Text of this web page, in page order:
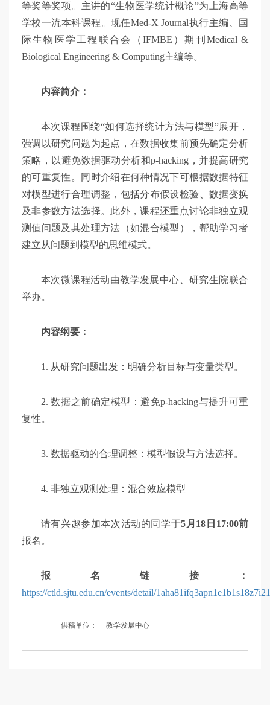
等奖等奖项。主讲的“生物医学统计概论”为上海高等
学校一流本科课程。现任Med-X Journal执行主编、国
际生物医学工程联合会（IFMBE）期刊Medical &
Biological Engineering & Computing主编等。
内容简介：
本次课程围绕“如何选择统计方法与模型”展开，
强调以研究问题为起点，在数据收集前预先确定分析
策略，以避免数据驱动分析和p-hacking，并提高研究
的可重复性。同时介绍在何种情况下可根据数据特征
对模型进行合理调整，包括分布假设检验、数据变换
及非参数方法选择。此外，课程还重点讨论非独立观
测值问题及其处理方法（如混合模型），帮助学习者
建立从问题到模型的思维模式。
本次微课程活动由教学发展中心、研究生院联合
举办。
内容纲要：
1. 从研究问题出发：明确分析目标与变量类型。
2. 数据之前确定模型：避免p-hacking与提升可重
复性。
3. 数据驱动的合理调整：模型假设与方法选择。
4. 非独立观测处理：混合效应模型
请有兴趣参加本次活动的同学于5月18日17:00前
报名。
报名链接：
https://ctld.sjtu.edu.cn/events/detail/
供稿单位： 教学发展中心